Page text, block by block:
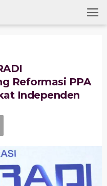
Reformasi PPA
Independen